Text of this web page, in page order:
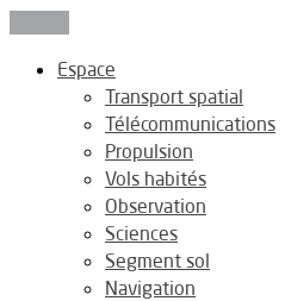
Espace
Transport spatial
Télécommunications
Propulsion
Vols habités
Observation
Sciences
Segment sol
Navigation